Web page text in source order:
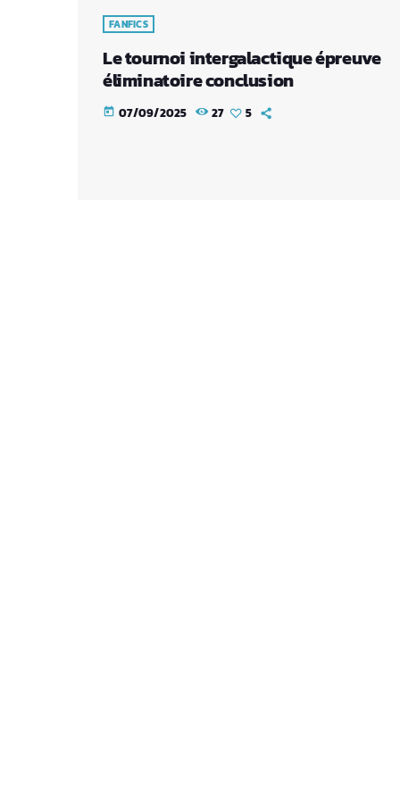
FANFICS
Le tournoi intergalactique épreuve
éliminatoire conclusion
today 07/09/2025 27 5